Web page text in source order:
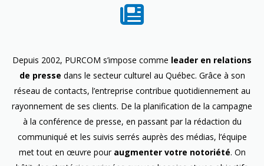
Depuis 2002, PURCOM s’impose comme leader en relations
de presse dans le secteur culturel au Québec. Grâce à son
réseau de contacts, l’entreprise contribue quotidiennement au
rayonnement de ses clients. De la planification de la campagne
à la conférence de presse, en passant par la rédaction du
communiqué et les suivis serrés auprès des médias, l’équipe
met tout en œuvre pour augmenter votre notoriété. On